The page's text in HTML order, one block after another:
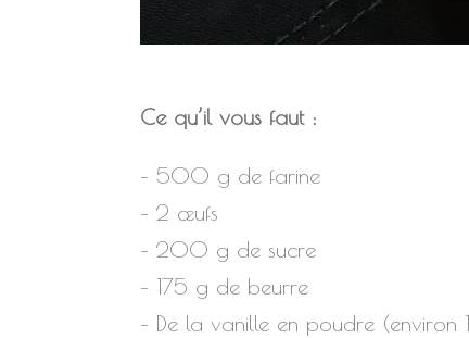
Ce qu’il vous faut :
– 500 g de farine
– 2 œufs
– 200 g de sucre
– 175 g de beurre
– De la vanille en poudre (environ